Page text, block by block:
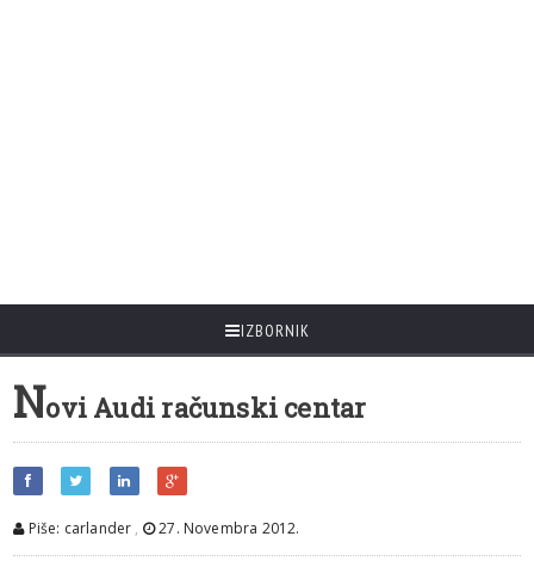
IZBORNIK
Novi Audi računski centar
Piše: carlander , 27. Novembra 2012.